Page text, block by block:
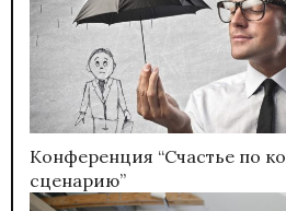
Конференция “Счастье по
сценарию”